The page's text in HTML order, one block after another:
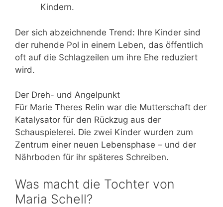
Kindern.
Der sich abzeichnende Trend: Ihre Kinder sind
der ruhende Pol in einem Leben, das öffentlich
oft auf die Schlagzeilen um ihre Ehe reduziert
wird.
Der Dreh- und Angelpunkt
Für Marie Theres Relin war die Mutterschaft der
Katalysator für den Rückzug aus der
Schauspielerei. Die zwei Kinder wurden zum
Zentrum einer neuen Lebensphase – und der
Nährboden für ihr späteres Schreiben.
Was macht die Tochter von
Maria Schell?